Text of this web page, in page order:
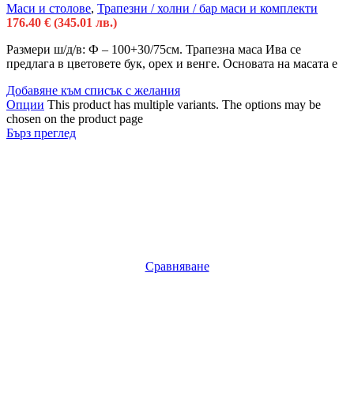
Маси и столове, Трапезни / холни / бар маси и комплекти
176.40 € (345.01 лв.)
Размери ш/д/в: Ф – 100+30/75см. Трапезна маса Ива се
предлага в цветовете бук, орех и венге. Основата на масата е
Добавяне към списък с желания
Опции This product has multiple variants. The options may be
chosen on the product page
Бърз преглед
Сравняване